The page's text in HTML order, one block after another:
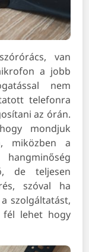
van
a jobb
nem
telefonra
az órán.
mondjuk
miközben a
de teljesen
szóval ha
szolgáltatást,
fél lehet hogy